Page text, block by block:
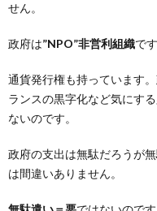
せん。
政府は”NPO”非営利組織です
通貨発行権も持っています
ランスの黒字化など気にす
ないのです。
政府の支出は無駄だろうが
は間違いありません。